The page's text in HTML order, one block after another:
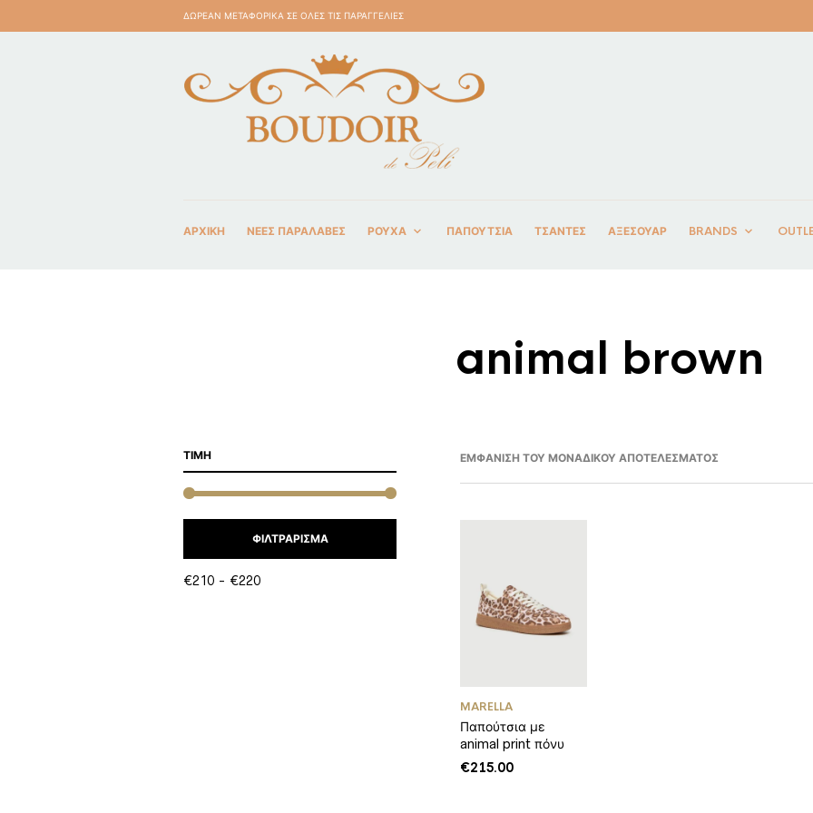
ΔΩΡΕΑΝ ΜΕΤΑΦΟΡΙΚΑ ΣΕ ΟΛΕΣ ΤΙΣ ΠΑΡΑΓΓΕΛΙΕΣ
ΑΡΧΙΚΗ ΝΈΕΣ ΠΑΡΑΛΑΒΈΣ ΡΟΥΧΑ ΠΑΠΟΥΤΣΙΑ ΤΣΑΝΤΕΣ ΑΞΕΣΟΥΑΡ BRANDS
animal brown
ΕΜΦΆΝΙΣΗ ΤΟΥ ΜΟΝΑΔΙΚΟΎ ΑΠΟΤΕΛΈΣΜΑΤΟΣ
ΤΙΜΗ
ΤΙΜΉ
ΤΙΜΉ
ΦΙΛΤΡΆΡΙΣΜΑ
€210 €220
MARELLA
Παπούτσια με
animal print πόνυ
€215.00